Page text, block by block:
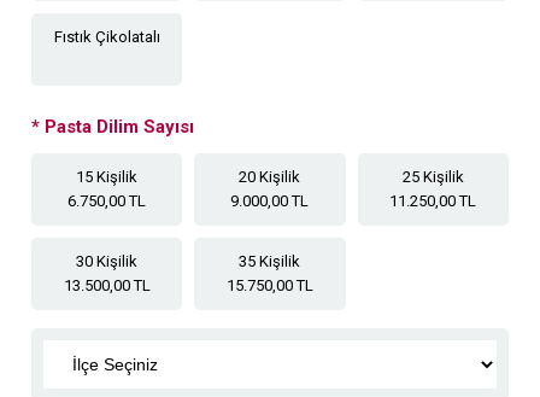
Fıstık Çikolatalı
* Pasta Dilim Sayısı
15 Kişilik
6.750,00 TL
20 Kişilik
9.000,00 TL
25 Kişilik
11.250,00 TL
30 Kişilik
13.500,00 TL
35 Kişilik
15.750,00 TL